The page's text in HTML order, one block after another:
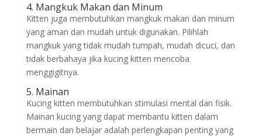
4. Mangkuk Makan dan Minum
Kitten juga membutuhkan mangkuk makan dan minum
yang aman dan mudah untuk digunakan. Pilihlah
mangkuk yang tidak mudah tumpah, mudah dicuci, dan
tidak berbahaya jika kucing kitten mencoba
menggigitnya.
5. Mainan
Kucing kitten membutuhkan stimulasi mental dan fisik.
Mainan kucing yang dapat membantu kitten dalam
bermain dan belajar adalah perlengkapan penting yang